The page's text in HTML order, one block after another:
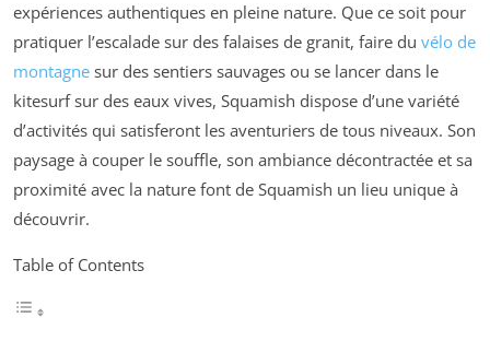
expériences authentiques en pleine nature. Que ce soit pour
pratiquer l’escalade sur des falaises de granit, faire du vélo de
montagne sur des sentiers sauvages ou se lancer dans le
kitesurf sur des eaux vives, Squamish dispose d’une variété
d’activités qui satisferont les aventuriers de tous niveaux. Son
paysage à couper le souffle, son ambiance décontractée et sa
proximité avec la nature font de Squamish un lieu unique à
découvrir.
Table of Contents